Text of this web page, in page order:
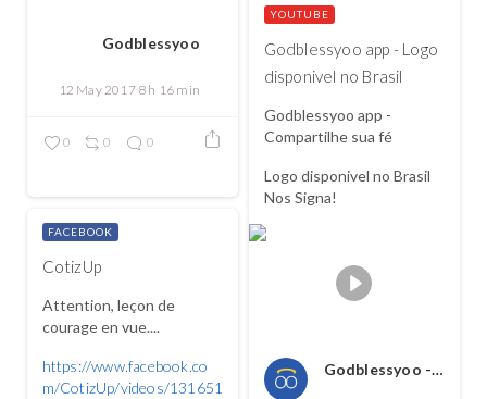
Godblessyoo
12 May 2017 8 h 16 min
0 0 0
Godblessyoo app - Logo
disponivel no Brasil
Godblessyoo app -
Compartilhe sua fé
Logo disponivel no Brasil
Nos Signa!
Godblessyoo - Spread love, spread the good
YOUTUBE
CotizUp
Attention, leçon de
courage en vue....
https://www.facebook.co
m/CotizUp/videos/131651
FACEBOOK